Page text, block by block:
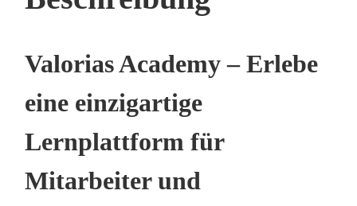
Valorias Academy – Erlebe
eine einzigartige
Lernplattform für
Mitarbeiter und